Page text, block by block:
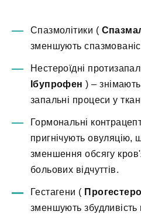
Спазмолітики (
зменшують
Нестероїдні
Ібупрофен ) –
запальні процеси у
Гормональні
пригнічують овуляцію,
зменшення обсягу
больових відчуттів.
Гестагени (
зменшують збудливість